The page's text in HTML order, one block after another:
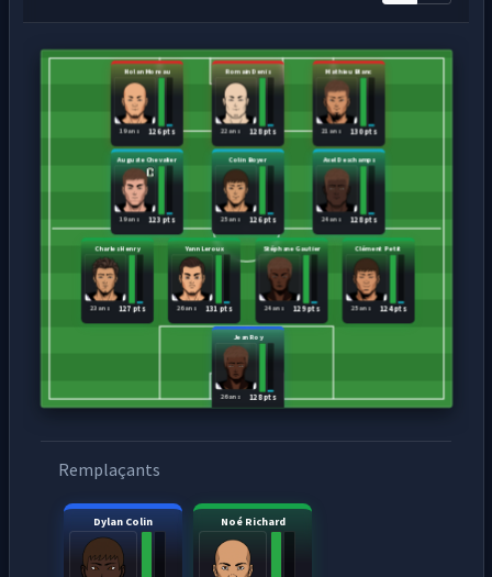
Jean Roy
128 pts
26 ans
Charles Henry
127 pts
23 ans
Yann Leroux
131 pts
26 ans
Stéphane Gautier
129 pts
24 ans
Clément Petit
124 pts
25 ans
Auguste Chevalier
123 pts
19 ans
Colin Boyer
126 pts
25 ans
Axel Deschamps
128 pts
24 ans
Nolan Moreau
126 pts
19 ans
Romain Denis
128 pts
22 ans
Mathieu Blanc
130 pts
21 ans
Remplaçants
Dylan Colin Noé Richard